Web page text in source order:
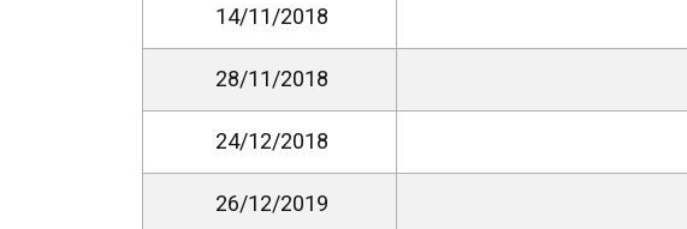
14/11/2018
28/11/2018
24/12/2018
26/12/2019